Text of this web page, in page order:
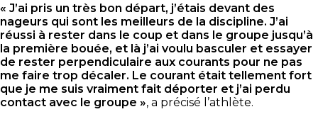
« J’ai pris un très bon départ, j’étais devant des
nageurs qui sont les meilleurs de la discipline. J’ai
réussi à rester dans le coup et dans le groupe jusqu’à
la première bouée, et là j’ai voulu basculer et essayer
de rester perpendiculaire aux courants pour ne pas
me faire trop décaler. Le courant était tellement fort
que je me suis vraiment fait déporter et j’ai perdu
contact avec le groupe », a précisé l’athlète.